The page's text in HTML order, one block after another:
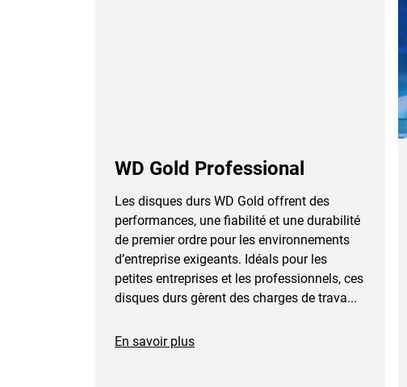
WD Gold Professional
Les disques durs WD Gold offrent des
performances, une fiabilité et une durabilité
de premier ordre pour les environnements
d’entreprise exigeants. Idéals pour les
petites entreprises et les professionnels, ces
disques durs gèrent des charges de trava...
En savoir plus